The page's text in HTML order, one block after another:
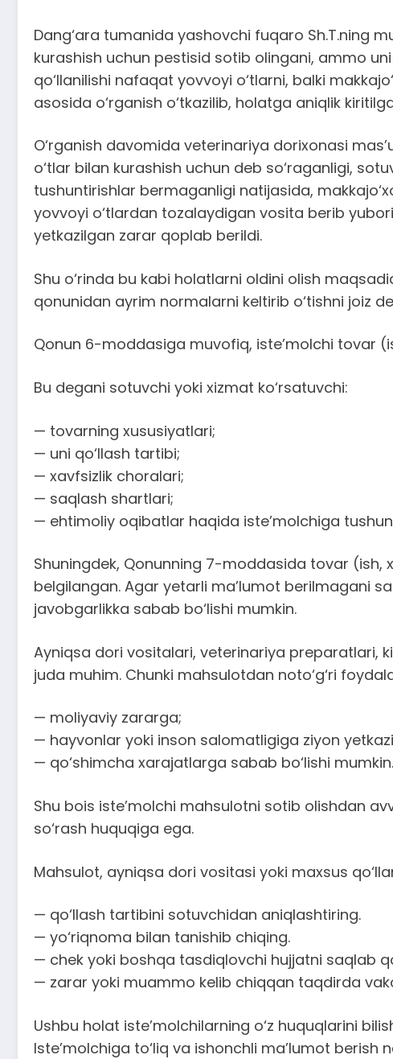
Dang‘ara tumanida yashovchi fuqaro Sh.T.ning
kurashish uchun pestisid sotib olingani, ammo
qo‘llanilishi nafaqat yovvoyi o‘tlarni, balki
asosida o‘rganish o‘tkazilib, holatga aniqlik
O‘rganish davomida veterinariya dorixonasi
o‘tlar bilan kurashish uchun deb so‘raganligi,
tushuntirishlar bermaganligi natijasida,
yovvoyi o‘tlardan tozalaydigan vosita berib
yetkazilgan zarar qoplab berildi.
Shu o‘rinda bu kabi holatlarni oldini olish
qonunidan ayrim normalarni keltirib o‘tishni joiz
Qonun 6-moddasiga muvofiq, iste’molchi tovar
Bu degani sotuvchi yoki xizmat ko‘rsatuvchi:
— tovarning xususiyatlari;
— uni qo‘llash tartibi;
— xavfsizlik choralari;
— saqlash shartlari;
— ehtimoliy oqibatlar haqida iste’molchiga
Shuningdek, Qonunning 7-moddasida tovar (ish,
belgilangan. Agar yetarli ma’lumot berilmagani
javobgarlikka sabab bo‘lishi mumkin.
Ayniqsa dori vositalari, veterinariya preparatlari,
juda muhim. Chunki mahsulotdan noto‘g‘ri
— moliyaviy zararga;
— hayvonlar yoki inson salomatligiga ziyon
— qo‘shimcha xarajatlarga sabab bo‘lishi mumkin.
Shu bois iste’molchi mahsulotni sotib olishdan
so‘rash huquqiga ega.
Mahsulot, ayniqsa dori vositasi yoki maxsus
— qo‘llash tartibini sotuvchidan aniqlashtiring.
— yo‘riqnoma bilan tanishib chiqing.
— chek yoki boshqa tasdiqlovchi hujjatni saqlab
— zarar yoki muammo kelib chiqqan taqdirda
Ushbu holat iste’molchilarning o‘z huquqlarini
Iste’molchiga to‘liq va ishonchli ma’lumot